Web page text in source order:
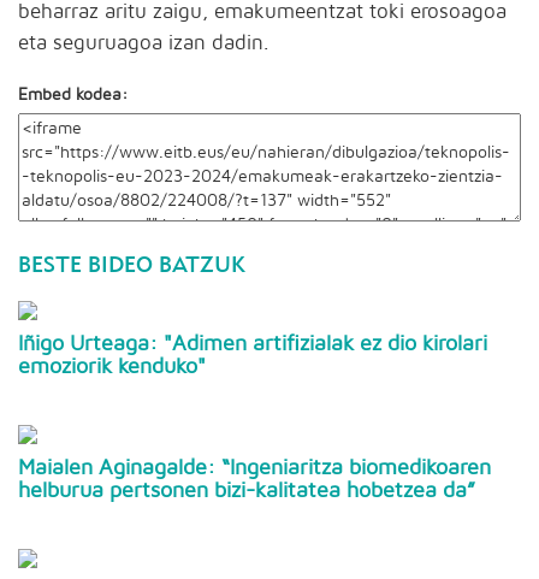
beharraz aritu zaigu, emakumeentzat toki erosoagoa
eta seguruagoa izan dadin.
Embed kodea:
BESTE BIDEO BATZUK
Iñigo Urteaga: "Adimen artifizialak ez dio kirolari
emoziorik kenduko"
Maialen Aginagalde: “Ingeniaritza biomedikoaren
helburua pertsonen bizi-kalitatea hobetzea da”